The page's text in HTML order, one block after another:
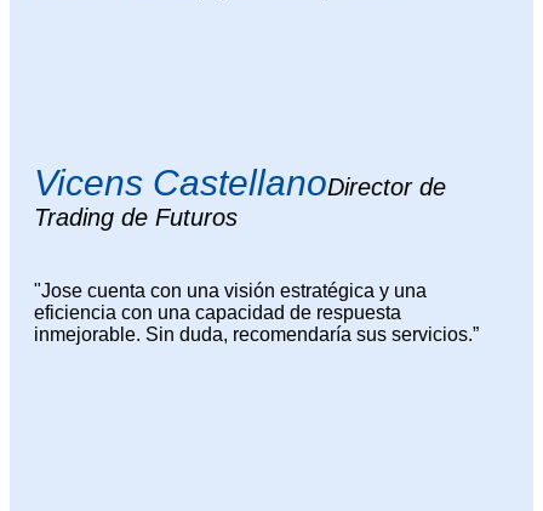
Vicens CastellanoDirector de
Trading de Futuros
"Jose cuenta con una visión estratégica y una
eficiencia con una capacidad de respuesta
inmejorable. Sin duda, recomendaría sus servicios.”